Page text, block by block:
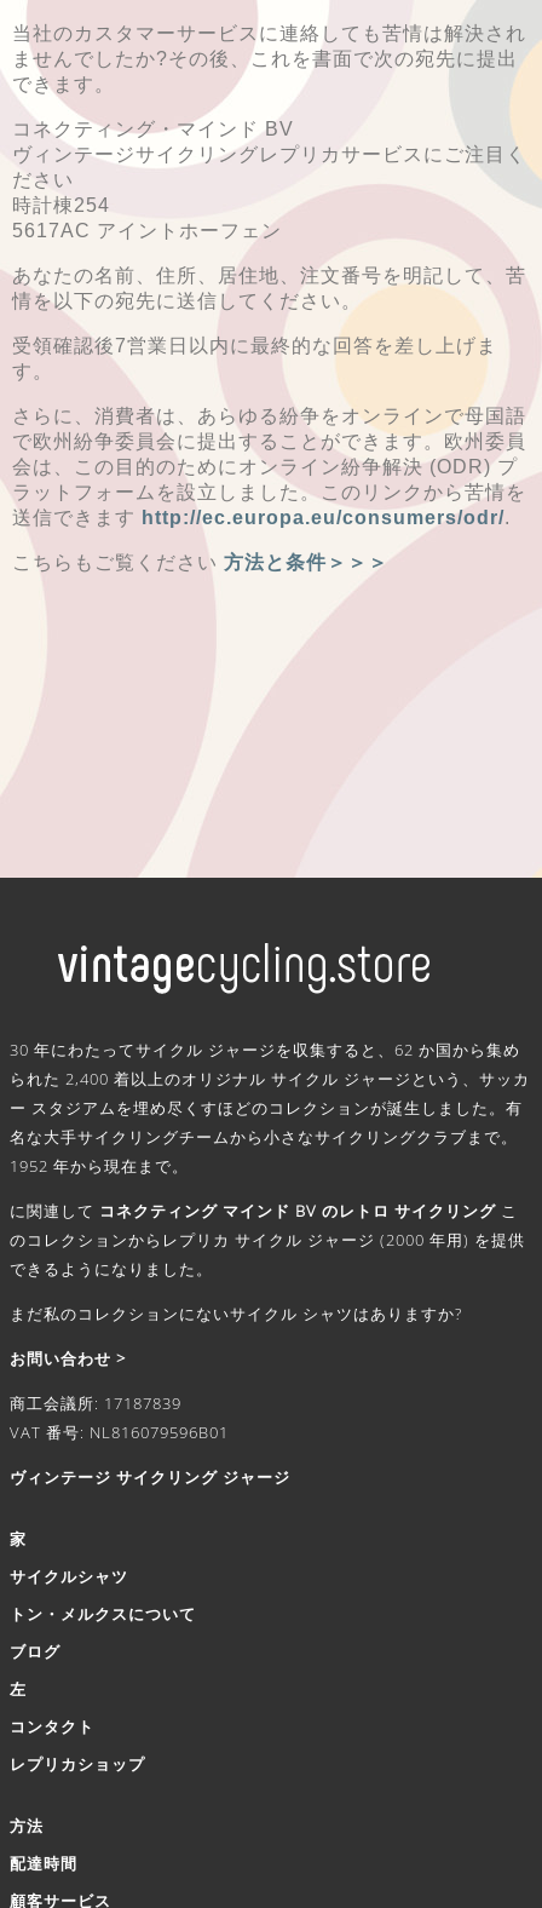
当社のカスタマーサービスに連絡しても苦情は解決され
ませんでしたか?その後、これを書面で次の宛先に提出
できます。
コネクティング・マインド BV
ヴィンテージサイクリングレプリカサービスにご注目く
ださい
時計棟254
5617AC アイントホーフェン
あなたの名前、住所、居住地、注文番号を明記して、苦
情を以下の宛先に送信してください。
受領確認後7営業日以内に最終的な回答を差し上げま
す。
さらに、消費者は、あらゆる紛争をオンラインで母国語
で欧州紛争委員会に提出することができます。欧州委員
会は、この目的のためにオンライン紛争解決 (ODR) プ
ラットフォームを設立しました。このリンクから苦情を
送信できます http://ec.europa.eu/consumers/odr/.
こちらもご覧ください 方法と条件＞＞＞
30 年にわたってサイクル ジャージを収集すると、62 か国から集め
られた 2,400 着以上のオリジナル サイクル ジャージという、サッカ
ー スタジアムを埋め尽くすほどのコレクションが誕生しました。有
名な大手サイクリングチームから小さなサイクリングクラブまで。
1952 年から現在まで。
に関連して コネクティング マインド BV のレトロ サイクリング こ
のコレクションからレプリカ サイクル ジャージ (2000 年用) を提供
できるようになりました。
まだ私のコレクションにないサイクル シャツはありますか?
お問い合わせ >
商工会議所: 17187839
VAT 番号: NL816079596B01
ヴィンテージ サイクリング ジャージ
家
サイクルシャツ
トン・メルクスについて
ブログ
左
コンタクト
レプリカショップ
方法
配達時間
顧客サービス